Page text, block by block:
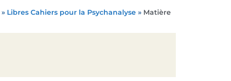
» Libres Cahiers pour la Psychanalyse » Matière